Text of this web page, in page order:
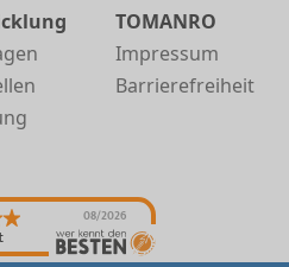
TOMANRO
Impressum
Barrierefreiheit
08/2026